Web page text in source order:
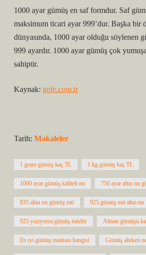
1000 ayar gümüş en saf formdur. Saf
maksimum ticari ayar 999’dur. Başka bir
dünyasında, 1000 ayar olduğu söylenen
999 ayardır. 1000 ayar gümüş çok
sahiptir.
Kaynak: gefe.com.tr
Tarih: Makaleler
1 gram gümüş kaç TL 1 kg gümüş kaç TL
1000 ayar gümüş kaliteli mi 750 ayar altın mı
835 altın mı gümüş mü 925 gümüş mü altın mı
925 yazıyorsa gümüş müdür Alman gümüşü
En iyi gümüş markası hangisi Gümüş alırken